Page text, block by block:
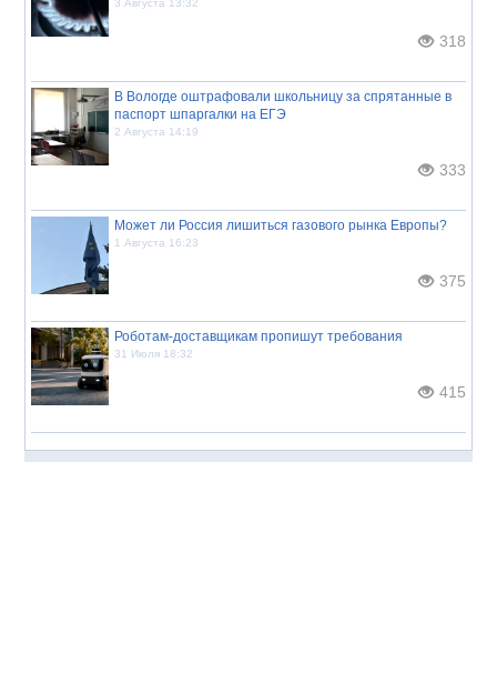
3 Августа 13:32
318
В Вологде оштрафовали школьницу за спрятанные в
паспорт шпаргалки на ЕГЭ
2 Августа 14:19
333
Может ли Россия лишиться газового рынка Европы?
1 Августа 16:23
375
Роботам-доставщикам пропишут требования
31 Июля 18:32
415